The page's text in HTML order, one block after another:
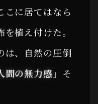
こに居てはなら
植え付けた。
は、自然の圧倒
間の無力感」 そ